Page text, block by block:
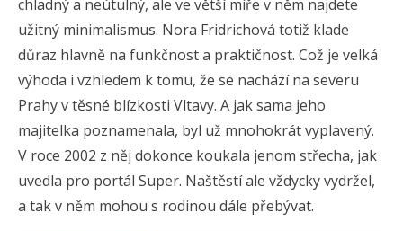
chladný a neútulný, ale ve větší míře v něm najdete
užitný minimalismus. Nora Fridrichová totiž klade
důraz hlavně na funkčnost a praktičnost. Což je velká
výhoda i vzhledem k tomu, že se nachází na severu
Prahy v těsné blízkosti Vltavy. A jak sama jeho
majitelka poznamenala, byl už mnohokrát vyplavený.
V roce 2002 z něj dokonce koukala jenom střecha, jak
uvedla pro portál Super. Naštěstí ale vždycky vydržel,
a tak v něm mohou s rodinou dále přebývat.